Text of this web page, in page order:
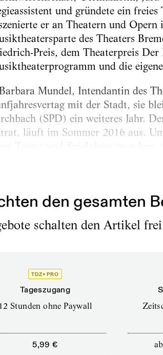
und gründete ein
er an Theatern und
des Theaters
Preis, dem Theaterpreis
und die
Mundel, Intendantin des
mit der Stadt, sie
(SPD) ein weiteres Jahr.
läuft im Sommer 2016 aus.
den gesamten
schalten den Artikel
TDZ+ PRO
Tageszugang
12 Stunden ohne Paywall
5,99 € ab